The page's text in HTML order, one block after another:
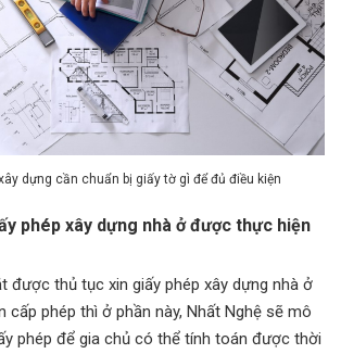
dựng cần chuẩn bị giấy tờ gì để đủ điều kiện
phép xây dựng nhà ở được thực hiện
được thủ tục xin giấy phép xây dựng nhà ở
cấp phép thì ở phần này, Nhất Nghệ sẽ mô
phép để gia chủ có thể tính toán được thời